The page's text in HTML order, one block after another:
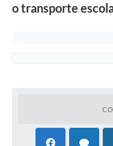
o transporte